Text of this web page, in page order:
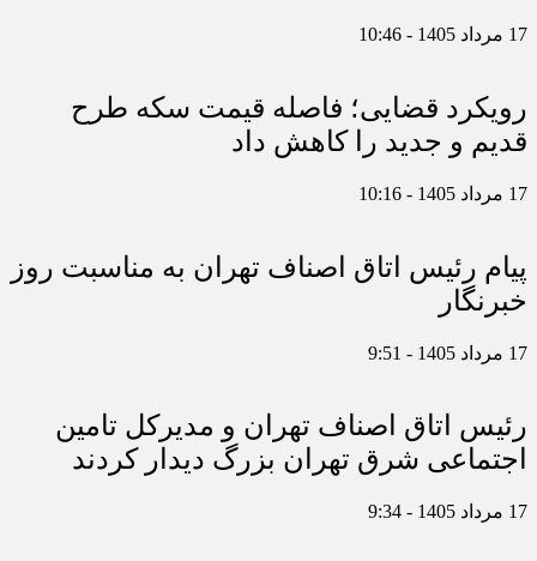
17 مرداد 1405 - 10:46
رویکرد قضایی؛ فاصله قیمت سکه طرح
قدیم و جدید را کاهش داد
17 مرداد 1405 - 10:16
پیام رئیس اتاق اصناف تهران به مناسبت روز
خبرنگار
17 مرداد 1405 - 9:51
رئیس اتاق اصناف تهران و مدیرکل تامین
اجتماعی شرق تهران بزرگ دیدار کردند
17 مرداد 1405 - 9:34